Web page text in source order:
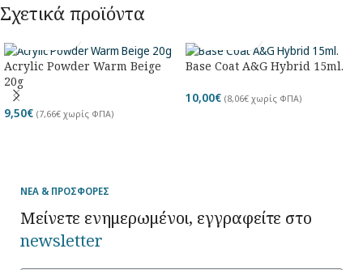
Σχετικά προϊόντα
Acrylic Powder Warm Beige
20g
9,50€ (7,66€ χωρίς ΦΠΑ)
Base Coat A&G Hybrid 15ml.
10,00€ (8,06€ χωρίς ΦΠΑ)
ΝΕΑ & ΠΡΟΣΦΟΡΕΣ
Μείνετε ενημερωμένοι, εγγραφείτε στο
newsletter